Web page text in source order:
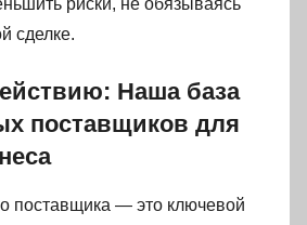
сделке.
Наша база
поставщиков для
поставщика — это ключевой